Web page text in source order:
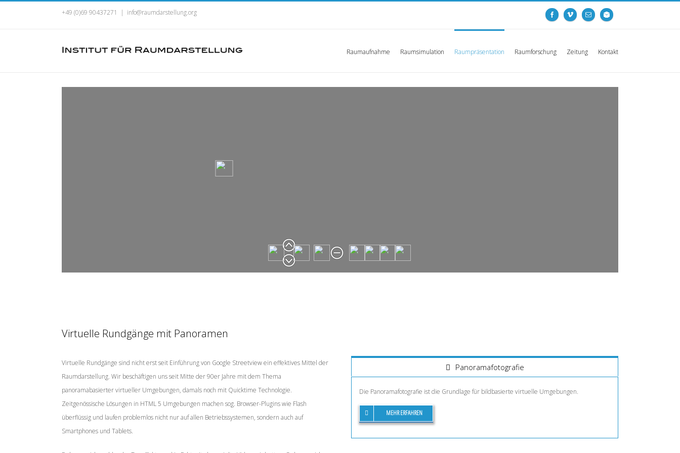
+49 (0)69 90437271 | info@raumdarstellung.org
Raumaufnahme Raumsimulation Raumpräsentation Raumforschung Zeitung Kontakt
Virtuelle Rundgänge mit Panoramen
Virtuelle Rundgänge sind nicht erst seit Einführung von Google Streetview ein effektives Mittel der
Raumdarstellung. Wir beschäftigen uns seit Mitte der 90er Jahre mit dem Thema
panoramabasierter virtueller Umgebungen, damals noch mit Quicktime Technologie.
Zeitgenössische Lösungen in HTML 5 Umgebungen machen sog. Browser-Plugins wie Flash
überflüssig und laufen problemlos nicht nur auf allen Betriebssystemen, sondern auch auf
Smartphones und Tablets.
Panoramafotografie
Die Panoramafotografie ist die Grundlage für bildbasierte virtuelle Umgebungen.
MEHR ERFAHREN